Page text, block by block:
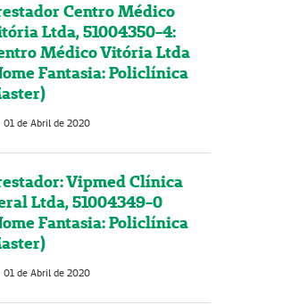
Centro Médico
Ltda, 51004350-4:
Médico Vitória Ltda
Fantasia: Policlínica
01 de Abril de 2020
Vipmed Clínica
Ltda, 51004349-0
Fantasia: Policlínica
01 de Abril de 2020